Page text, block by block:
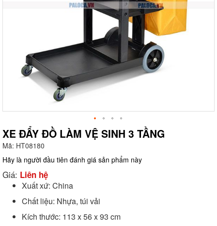
XE ĐẨY ĐỒ LÀM VỆ SINH 3 TẦNG
Mã: HT08180
Hãy là người đầu tiên đánh giá sản phẩm này
Giá: Liên hệ
Xuất xứ: China
Chất liệu: Nhựa, túi vải
Kích thước: 113 x 56 x 93 cm